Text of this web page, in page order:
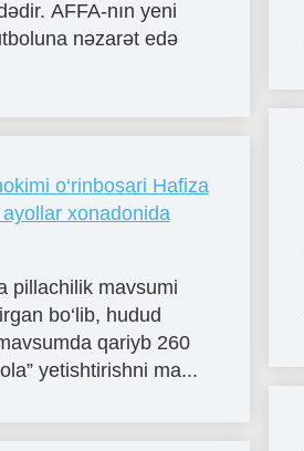
AFFA-nın yeni
nəzarət edə
o‘rinbosari Hafiza
xonadonida
pillachilik mavsumi
bo‘lib, hudud
qariyb 260
yetishtirishni ma...